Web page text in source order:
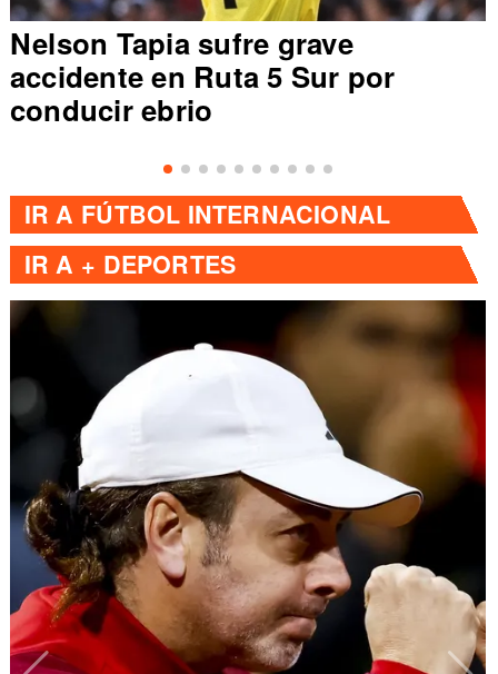
Nelson Tapia sufre grave
accidente en Ruta 5 Sur por
conducir ebrio
IR A FÚTBOL INTERNACIONAL
IR A + DEPORTES